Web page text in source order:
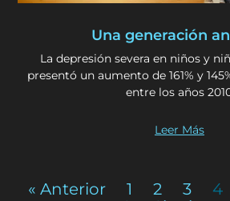
Una generación
La depresión severa en niños y
presentó un aumento de 161% y
entre los años
Leer Más
« Anterior 1 2 3 4